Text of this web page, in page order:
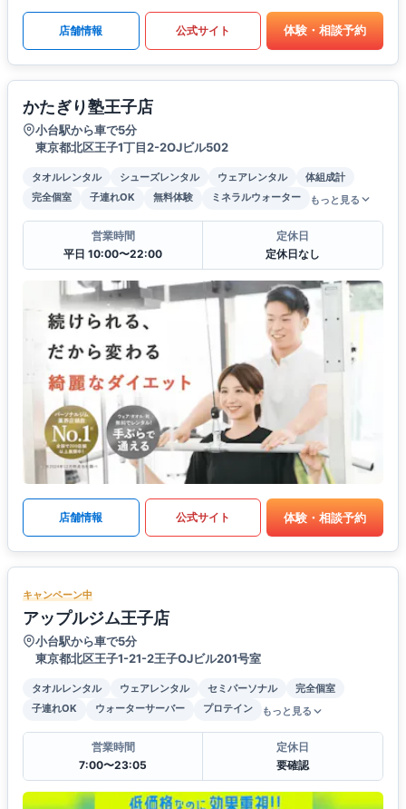
店舗情報 公式サイト 体験・相談予約
かたぎり塾王子店
小台駅から車で5分
東京都北区王子1丁目2-2OJビル502
タオルレンタル シューズレンタル ウェアレンタル
体組成計
完全個室
子連れOK 無料体験 ミネラルウォーター もっと見る
営業時間
平日 10:00〜22:00
定休日
定休日なし
店舗情報 公式サイト 体験・相談予約
キャンペーン中
アップルジム王子店
小台駅から車で5分
東京都北区王子1-21-2王子OJビル201号室
タオルレンタル ウェアレンタル セミパーソナル
完全個室
子連れOK
ウォーターサーバー プロテイン もっと見る
営業時間
7:00〜23:05
定休日
要確認